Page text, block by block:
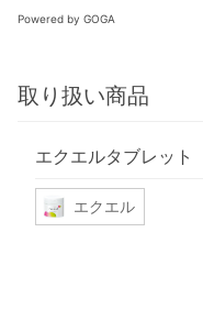
Powered by GOGA
取り扱い商品
エクエルタブレット
エクエル